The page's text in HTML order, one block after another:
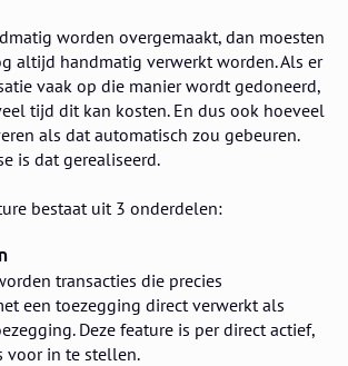
worden overgemaakt, dan moesten
altijd handmatig verwerkt worden. Als er
vaak op die manier wordt gedoneerd,
tijd dit kan kosten. En dus ook hoeveel
als dat automatisch zou gebeuren.
is dat gerealiseerd.
bestaat uit 3 onderdelen:
transacties die precies
een toezegging direct verwerkt als
Deze feature is per direct actief,
voor in te stellen.